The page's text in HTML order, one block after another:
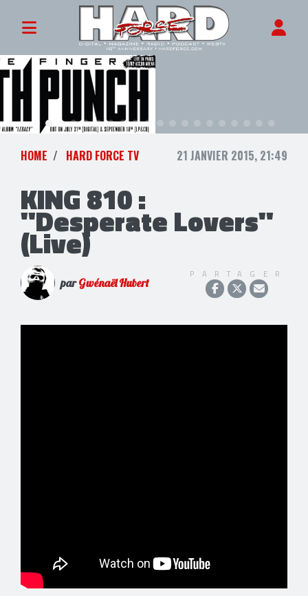
HOME HARD FORCE TV 21 JANVIER 2015, 21:49
KING 810 :
"Desperate Lovers"
(Live)
parGwénaël Hubert
PARTAGER